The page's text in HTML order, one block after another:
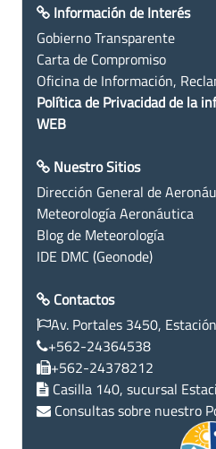
Información de Interés
Gobierno Transparente
Carta de Compromiso
Oficina de Información,
Política de Privacidad de la
WEB
Nuestro Sitios
Dirección General de
Meteorología Aeronáutica
Blog de Meteorología
IDE DMC (Geonode)
Contactos
Av. Portales 3450,
+562-24364538
+562-24378212
Casilla 140, sucursal
Consultas sobre nuestro